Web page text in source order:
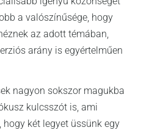
a valószínűsége, hogy
az adott témában,
arány is egyértelműen
nagyon sokszor magukba
kulcsszót is, ami
hogy két legyet üssünk egy